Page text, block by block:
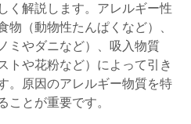
く解説します。アレルギー性
物（動物性たんぱくなど）、
ミやダニなど）、吸入物質
トや花粉など）によって引き
。原因のアレルギー物質を特
ことが重要です。